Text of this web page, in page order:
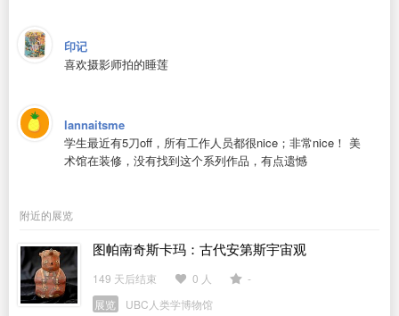
印记
喜欢摄影师拍的睡莲
lannaitsme
学生最近有5刀off，所有工作人员都很nice；非常nice！ 美
术馆在装修，没有找到这个系列作品，有点遗憾
附近的展览
图帕南奇斯卡玛：古代安第斯宇宙观
149 天后结束 0 人
-
展览
UBC人类学博物馆